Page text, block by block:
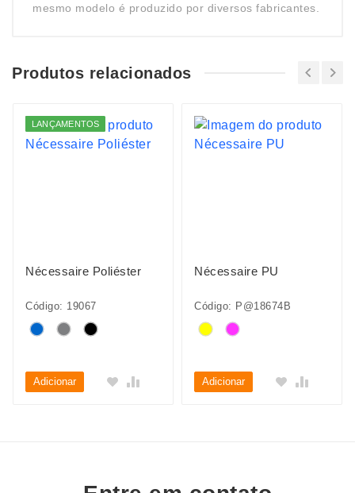
mesmo modelo é produzido por diversos fabricantes.
Produtos relacionados
LANÇAMENTOS
Nécessaire Poliéster
Código: 19067
Adicionar
Nécessaire PU
Código: P@18674B
Adicionar